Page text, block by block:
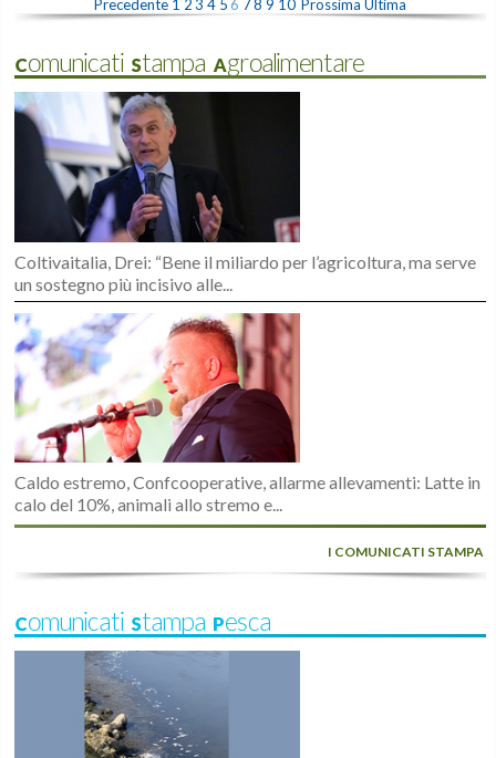
Precedente 1 2 3 4 56 7 8 9 10 Prossima Ultima
Comunicati Stampa Agroalimentare
Coltivaitalia, Drei: “Bene il miliardo per l’agricoltura, ma serve
un sostegno più incisivo alle...
Caldo estremo, Confcooperative, allarme allevamenti: Latte in
calo del 10%, animali allo stremo e...
I COMUNICATI STAMPA
Comunicati Stampa Pesca